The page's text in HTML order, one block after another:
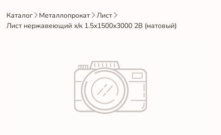
Каталог Металлопрокат
Лист
Лист нержавеющий х/к 1.5х1500х3000 2B (матовый)